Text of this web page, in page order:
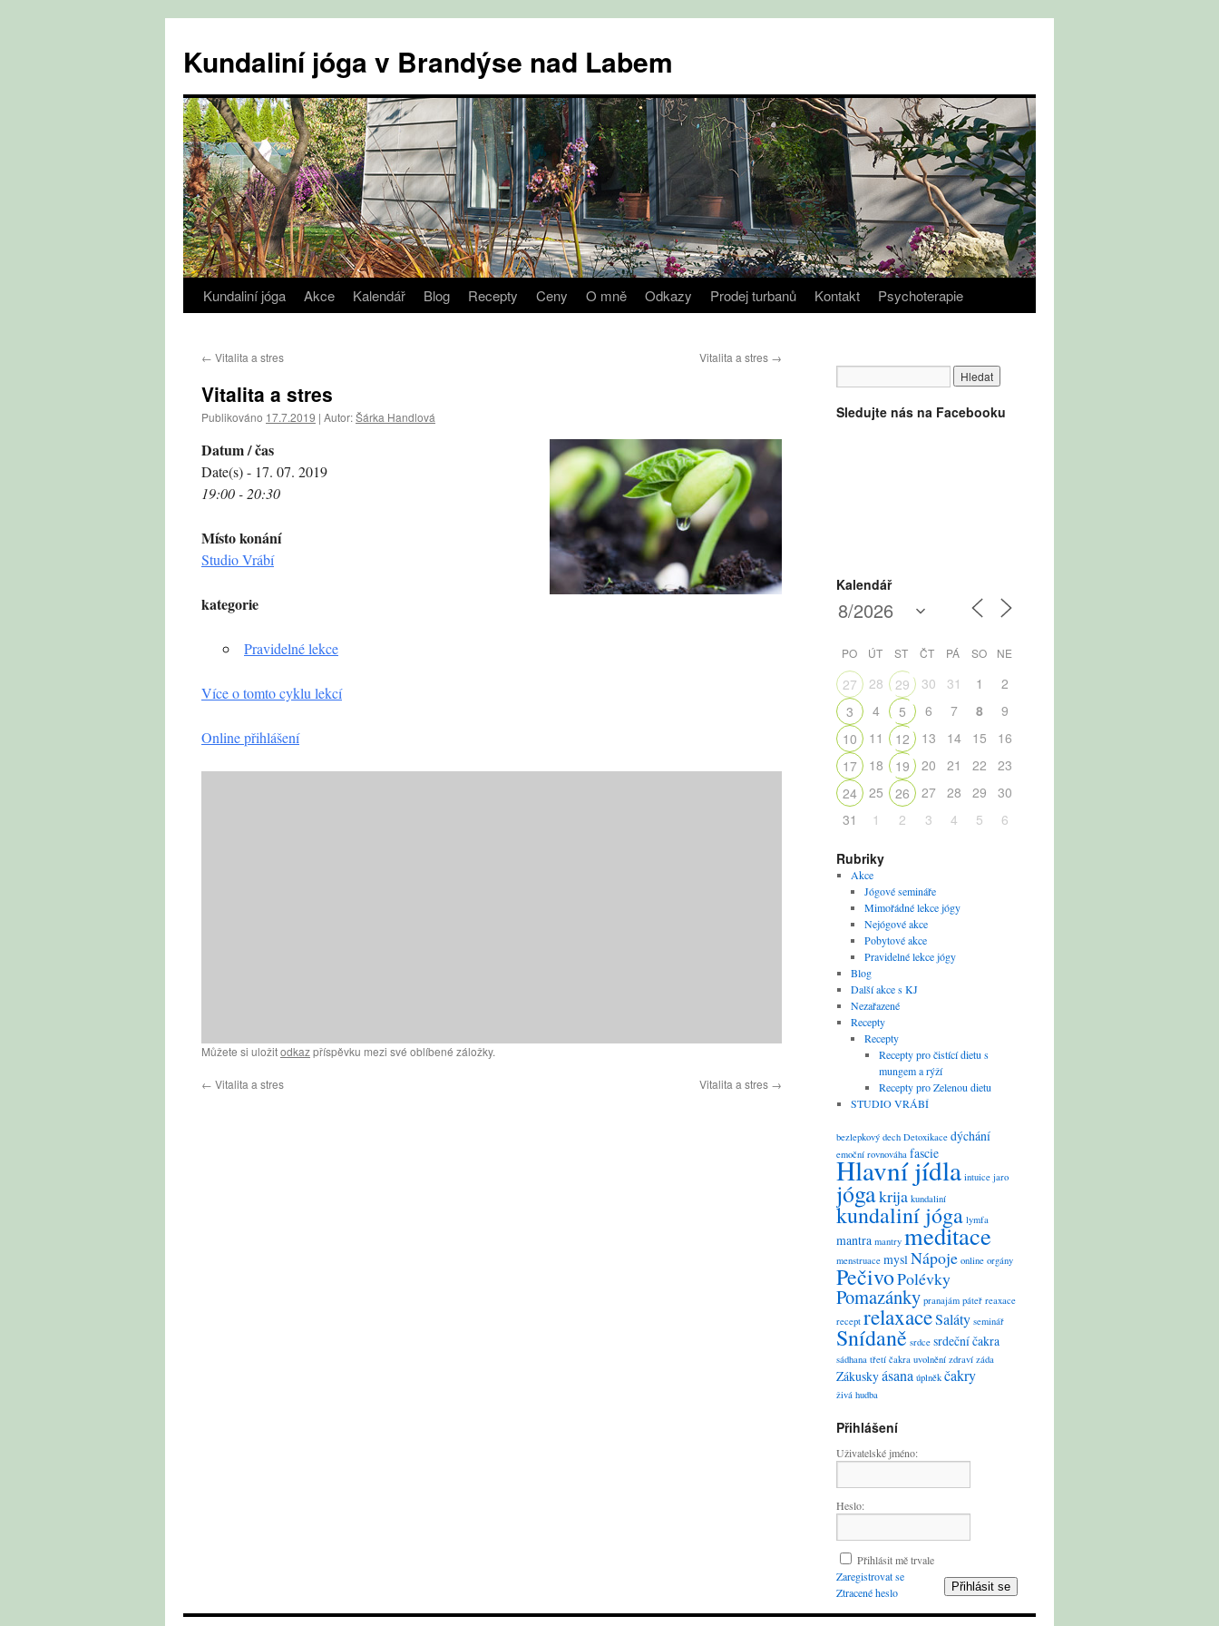
obsahu
webu
Kundaliní jóga v Brandýse nad Labem
Kundaliní jóga Akce Kalendář Blog Recepty Ceny O mně Odkazy Prodej turbanů Kontakt Psychoterapie
← Vitalita a stres Vitalita a stres →
Vitalita a stres
Publikováno 17.7.2019 | Autor:Šárka Handlová
Datum / čas
Date(s) - 17. 07. 2019
19:00 - 20:30
Místo konání
Studio Vrábí
kategorie
Pravidelné lekce
Více o tomto cyklu lekcí
Online přihlášení
Můžete si uložitodkazpříspěvku mezi své oblíbené záložky.
← Vitalita a stres Vitalita a stres →
Sledujte nás na Facebooku
Kalendář
PO ÚT ST ČT PÁ SO NE
27 28 29 30 31 1
2
3
4 5 6 7 8
9
10
11 12 13 14 15
16
17
18 19 20 21 22
23
24
25 26 27 28 29
30
31
1 2 3 4 5 6
Rubriky
Akce
Jógové semináře
Mimořádné lekce jógy
Nejógové akce
Pobytové akce
Pravidelné lekce jógy
Blog
Další akce s KJ
Nezařazené
Recepty
Recepty
Recepty pro čistící dietu s
mungem a rýží
Recepty pro Zelenou dietu
STUDIO VRÁBÍ
bezlepkový dech Detoxikace dýchání
emoční rovnováha fascie
Hlavní jídla intuice jaro
jógakrija kundaliní
kundaliní jóga lymfa
mantra mantry meditace
menstruace myslNápoje online orgány
PečivoPolévky
Pomazánky pranajám páteř reaxace
recept relaxaceSaláty seminář
Snídaně srdce srdeční čakra
sádhana třetí čakra uvolnění zdraví záda
Zákuskyásana úplněk čakry
živá hudba
Přihlášení
Uživatelské jméno:
Heslo:
Přihlásit mě trvale
Přihlásit se
Zaregistrovat se
Ztracené heslo